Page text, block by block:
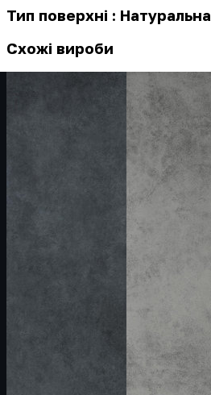
Тип поверхні : Натуральна
Схожі вироби